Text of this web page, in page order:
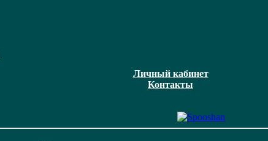
Личный кабинет
Контакты